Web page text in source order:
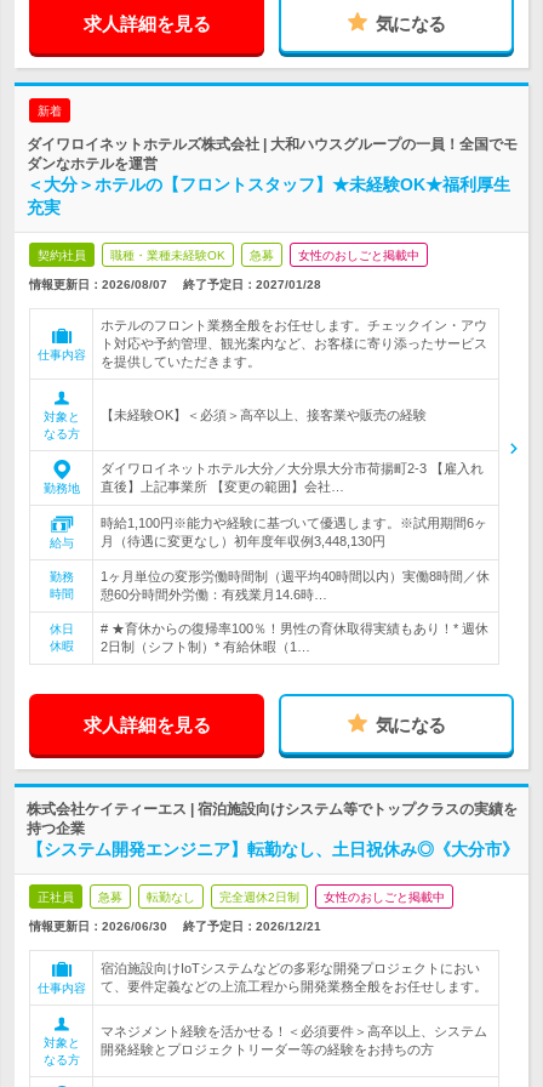
求人詳細を見る 気になる
新着
ダイワロイネットホテルズ株式会社 | 大和ハウスグループの一員！全国でモ
ダンなホテルを運営
＜大分＞ホテルの【フロントスタッフ】★未経験OK★福利厚生
充実
契約社員 職種・業種未経験OK 急募 女性のおしごと掲載中
情報更新日：2026/08/07 終了予定日： 2027/01/28
仕事内容
ホテルのフロント業務全般をお任せします。チェックイン・アウ
ト対応や予約管理、観光案内など、お客様に寄り添ったサービス
を提供していただきます。
対象と
なる方
【未経験OK】＜必須＞高卒以上、接客業や販売の経験
勤務地
ダイワロイネットホテル大分／大分県大分市荷揚町2-3 【雇入れ
直後】上記事業所 【変更の範囲】会社…
給与
時給1,100円※能力や経験に基づいて優遇します。※試用期間6ヶ
月（待遇に変更なし）初年度年収例3,448,130円
勤務
時間
1ヶ月単位の変形労働時間制（週平均40時間以内）実働8時間／休
憩60分時間外労働：有残業月14.6時…
休日
休暇
# ★育休からの復帰率100％！男性の育休取得実績もあり！* 週休
2日制（シフト制）* 有給休暇（1…
求人詳細を見る 気になる
株式会社ケイティーエス | 宿泊施設向けシステム等でトップクラスの実績を
持つ企業
【システム開発エンジニア】転勤なし、土日祝休み◎《大分市》
正社員 急募 転勤なし 完全週休2日制 女性のおしごと掲載中
情報更新日：2026/06/30 終了予定日： 2026/12/21
仕事内容
宿泊施設向けIoTシステムなどの多彩な開発プロジェクトにおい
て、要件定義などの上流工程から開発業務全般をお任せします。
対象と
なる方
マネジメント経験を活かせる！＜必須要件＞高卒以上、システム
開発経験とプロジェクトリーダー等の経験をお持ちの方